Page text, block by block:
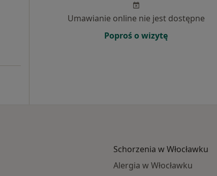
Umawianie online nie jest dostępne
Poproś o wizytę
Schorzenia w Włocławku
Alergia w Włocławku